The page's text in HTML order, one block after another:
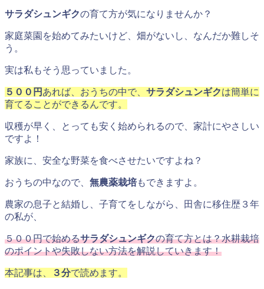
サラダシュンギクの育て方が気になりませんか？
家庭菜園を始めてみたいけど、畑がないし、なんだか難しそ
う。
実は私もそう思っていました。
５００円 あれば、おうちの中で、 サラダシュンギクは簡単に
育てることができるんです。
収穫が早く、とっても安く始められるので、家計にやさしい
ですよ！
家族に、安全な野菜を食べさせたいですよね？
おうちの中なので、 無農薬栽培もできますよ。
農家の息子と結婚し、子育てをしながら、田舎に移住歴３年
の私が、
５００円で始めるサラダシュンギクの育て方とは？水耕栽培
のポイントや失敗しない方法を解説していきます！
本記事は、 ３分で読めます。